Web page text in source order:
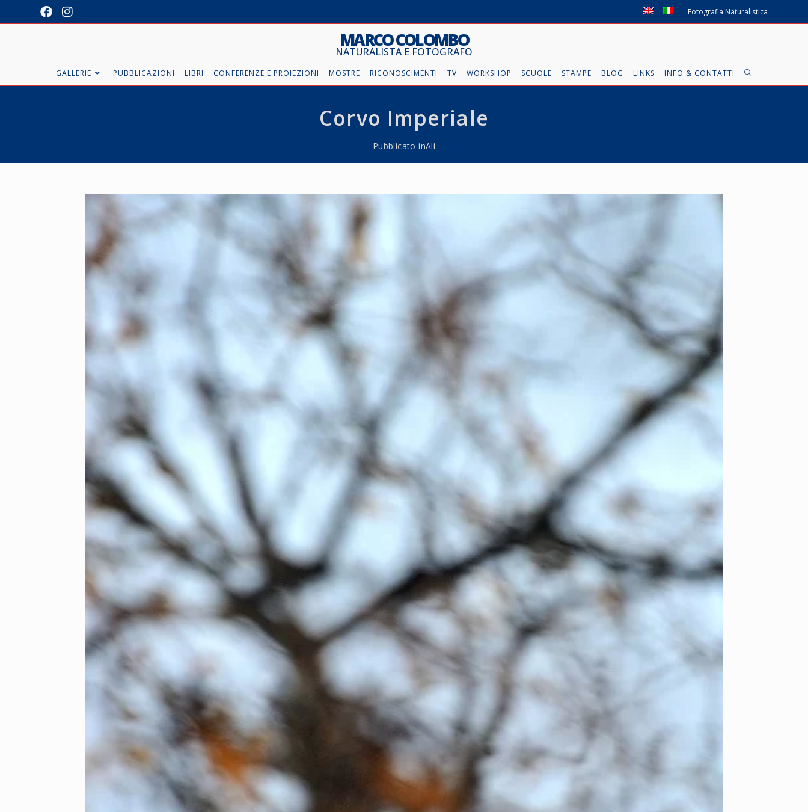
Fotografia Naturalistica
MARCO COLOMBO
NATURALISTA E FOTOGRAFO
GALLERIE PUBBLICAZIONI LIBRI CONFERENZE E PROIEZIONI MOSTRE RICONOSCIMENTI TV WORKSHOP SCUOLE STAMPE BLOG LINKS INFO & CONTATTI
Corvo Imperiale
Pubblicato inAli